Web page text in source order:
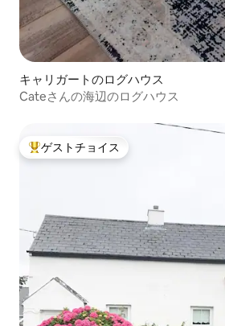
キャリガートのログハウス
Cateさんの海辺のログハウス
大好評のゲストチョイスです。
ゲストチョイス